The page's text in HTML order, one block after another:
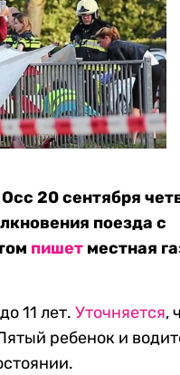
20 сентября
поезда с
пишет местная
11 лет. Уточняется,
ребенок и